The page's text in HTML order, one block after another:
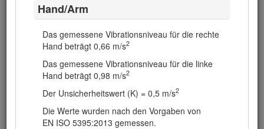
Hand/Arm
Das gemessene Vibrationsniveau für die rechte
Hand beträgt 0,66 m/s2
Das gemessene Vibrationsniveau für die linke
Hand beträgt 0,98 m/s2
Der Unsicherheitswert (K) = 0,5 m/s2
Die Werte wurden nach den Vorgaben von
EN ISO 5395:2013 gemessen.
hydraulischer Anschlüsse oder dem
Durchführen von Arbeiten an der
Hydraulikanlage immer das System, indem
Sie den Motor abstellen und die
Boden absenken.
Prüfen Sie regelmäßig die Festigkeit und
Abnutzung aller Kraftstoffleitungen. Ziehen
Sie die Leitungen an oder reparieren Sie sie
ggf.